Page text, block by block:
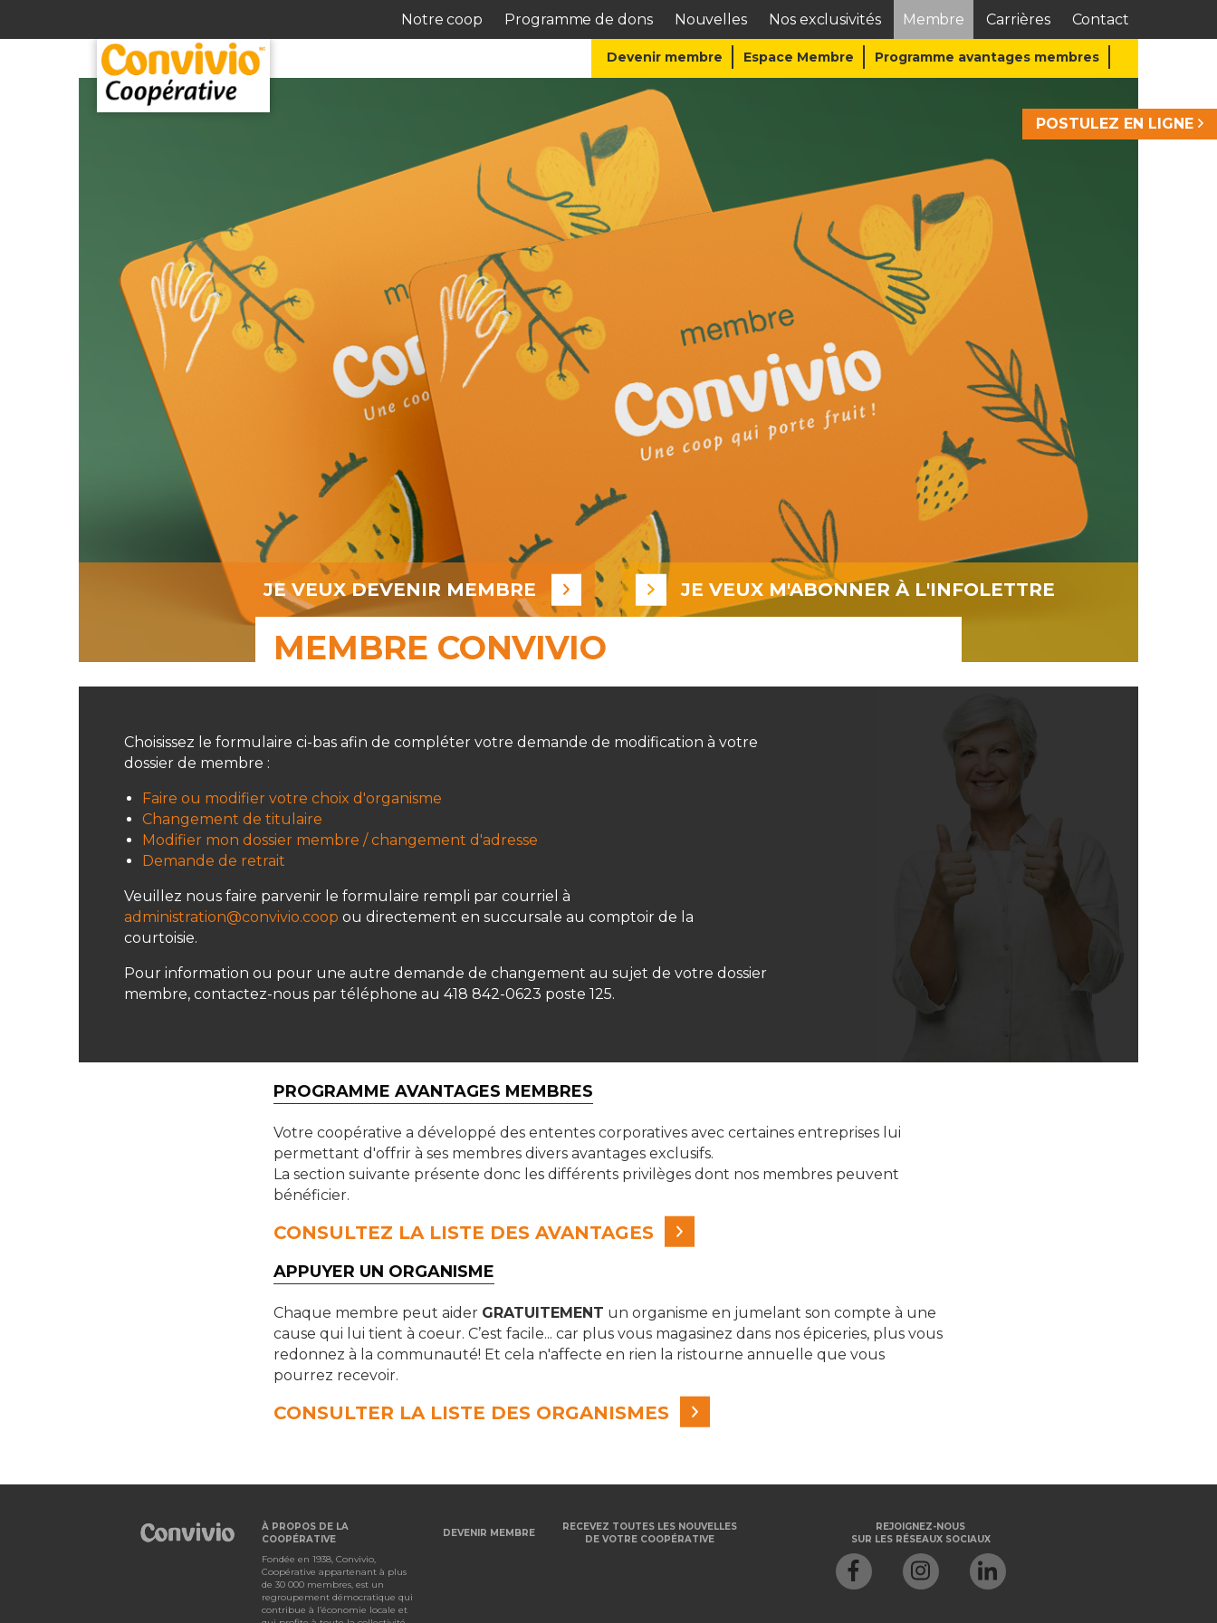
Notre coop Programme de dons Nouvelles Nos exclusivités Membre Carrières Contact
Devenir membre Espace Membre Programme avantages membres
POSTULEZ EN LIGNE
JE VEUX DEVENIR MEMBRE JE VEUX M'ABONNER À L'INFOLETTRE
MEMBRE CONVIVIO
Choisissez le formulaire ci-bas afin de compléter votre demande de modification à votre
dossier de membre :
Faire ou modifier votre choix d'organisme
Changement de titulaire
Modifier mon dossier membre / changement d'adresse
Demande de retrait
Veuillez nous faire parvenir le formulaire rempli par courriel à
administration@convivio.coop ou directement en succursale au comptoir de la
courtoisie.
Pour information ou pour une autre demande de changement au sujet de votre dossier
membre, contactez-nous par téléphone au 418 842-0623 poste 125.
PROGRAMME AVANTAGES MEMBRES
Votre coopérative a développé des ententes corporatives avec certaines entreprises lui
permettant d'offrir à ses membres divers avantages exclusifs.
La section suivante présente donc les différents privilèges dont nos membres peuvent
bénéficier.
CONSULTEZ LA LISTE DES AVANTAGES
APPUYER UN ORGANISME
Chaque membre peut aider GRATUITEMENT un organisme en jumelant son compte à une
cause qui lui tient à coeur. C’est facile... car plus vous magasinez dans nos épiceries, plus vous
redonnez à la communauté! Et cela n'affecte en rien la ristourne annuelle que vous
pourrez recevoir.
CONSULTER LA LISTE DES ORGANISMES
À PROPOS DE LA
COOPÉRATIVE
Fondée en 1938, Convivio,
Coopérative appartenant à plus
de 30 000 membres, est un
regroupement démocratique qui
contribue à l’économie locale et
DEVENIR MEMBRE
RECEVEZ TOUTES LES NOUVELLES
DE VOTRE COOPÉRATIVE
REJOIGNEZ-NOUS
SUR LES RÉSEAUX SOCIAUX